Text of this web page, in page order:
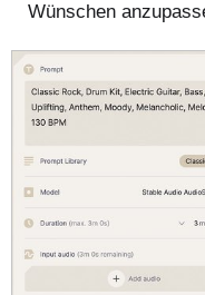
Wünschen